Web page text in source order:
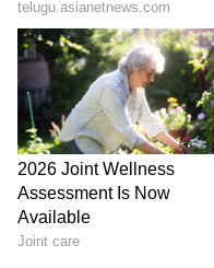
పుట్టగానే